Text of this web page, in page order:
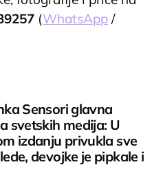
(WhatsApp /
Sensori glavna
svetskih medija: U
izdanju privukla sve
devojke je pipkale i